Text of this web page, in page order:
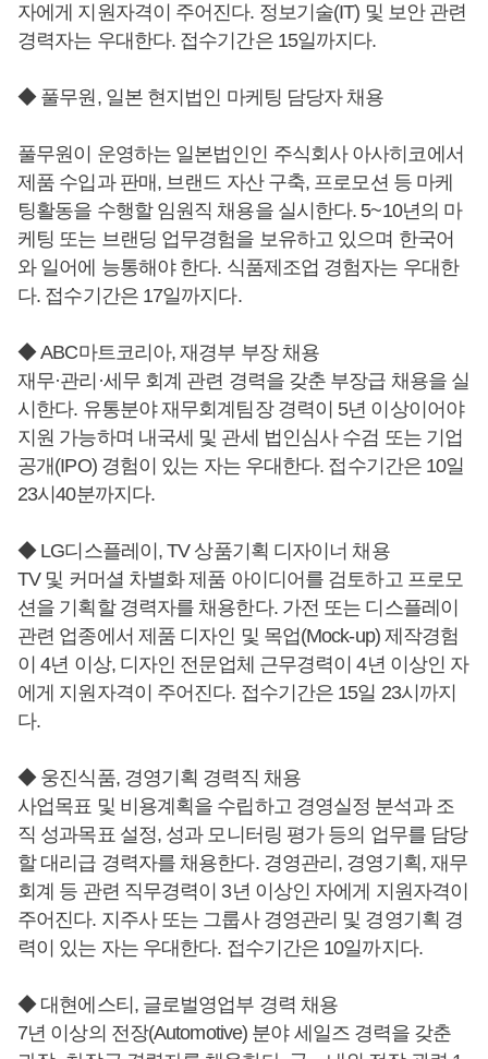
자에게 지원자격이 주어진다. 정보기술(IT) 및 보안 관련
경력자는 우대한다. 접수기간은 15일까지다.
◆ 풀무원, 일본 현지법인 마케팅 담당자 채용
풀무원이 운영하는 일본법인인 주식회사 아사히코에서
제품 수입과 판매, 브랜드 자산 구축, 프로모션 등 마케
팅활동을 수행할 임원직 채용을 실시한다. 5~10년의 마
케팅 또는 브랜딩 업무경험을 보유하고 있으며 한국어
와 일어에 능통해야 한다. 식품제조업 경험자는 우대한
다. 접수기간은 17일까지다.
◆ ABC마트코리아, 재경부 부장 채용
재무·관리·세무 회계 관련 경력을 갖춘 부장급 채용을 실
시한다. 유통분야 재무회계팀장 경력이 5년 이상이어야
지원 가능하며 내국세 및 관세 법인심사 수검 또는 기업
공개(IPO) 경험이 있는 자는 우대한다. 접수기간은 10일
23시40분까지다.
◆ LG디스플레이, TV 상품기획 디자이너 채용
TV 및 커머셜 차별화 제품 아이디어를 검토하고 프로모
션을 기획할 경력자를 채용한다. 가전 또는 디스플레이
관련 업종에서 제품 디자인 및 목업(Mock-up) 제작경험
이 4년 이상, 디자인 전문업체 근무경력이 4년 이상인 자
에게 지원자격이 주어진다. 접수기간은 15일 23시까지
다.
◆ 웅진식품, 경영기획 경력직 채용
사업목표 및 비용계획을 수립하고 경영실정 분석과 조
직 성과목표 설정, 성과 모니터링 평가 등의 업무를 담당
할 대리급 경력자를 채용한다. 경영관리, 경영기획, 재무
회계 등 관련 직무경력이 3년 이상인 자에게 지원자격이
주어진다. 지주사 또는 그룹사 경영관리 및 경영기획 경
력이 있는 자는 우대한다. 접수기간은 10일까지다.
◆ 대현에스티, 글로벌영업부 경력 채용
7년 이상의 전장(Automotive) 분야 세일즈 경력을 갖춘